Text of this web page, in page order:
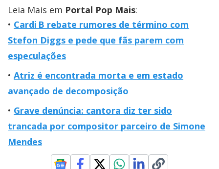
Leia Mais em Portal Pop Mais:
Cardi B rebate rumores de término com
Stefon Diggs e pede que fãs parem com
especulações
Atriz é encontrada morta e em estado
avançado de decomposição
Grave denúncia: cantora diz ter sido
trancada por compositor parceiro de Simone
Mendes